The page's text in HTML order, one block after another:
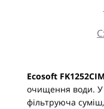
Ecosoft
очищення води. У
фільтруюча